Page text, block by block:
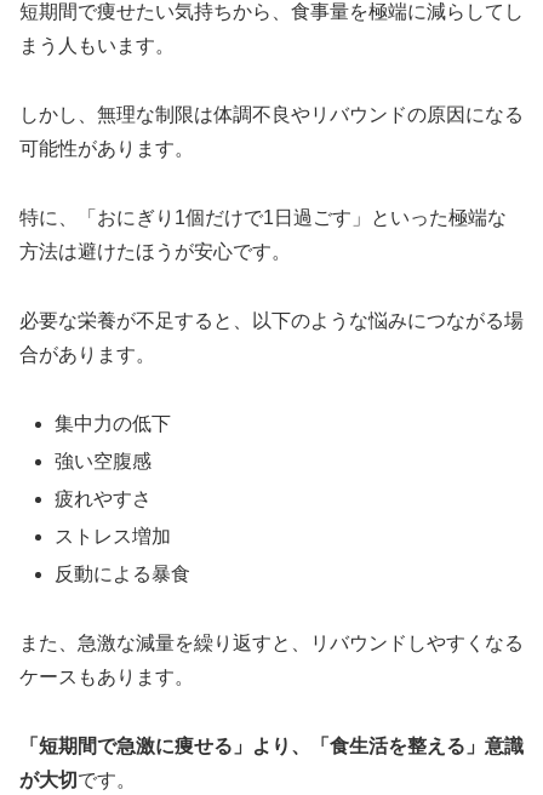
短期間で痩せたい気持ちから、食事量を極端に減らしてし
まう人もいます。
しかし、無理な制限は体調不良やリバウンドの原因になる
可能性があります。
特に、「おにぎり1個だけで1日過ごす」といった極端な
方法は避けたほうが安心です。
必要な栄養が不足すると、以下のような悩みにつながる場
合があります。
集中力の低下
強い空腹感
疲れやすさ
ストレス増加
反動による暴食
また、急激な減量を繰り返すと、リバウンドしやすくなる
ケースもあります。
「短期間で急激に痩せる」より、「食生活を整える」意識
が大切 です。